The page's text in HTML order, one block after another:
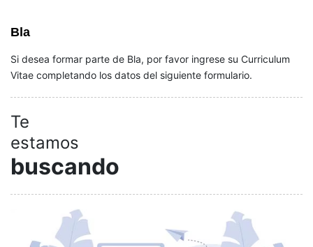
Bla
Si desea formar parte de Bla, por favor ingrese su Curriculum
Vitae completando los datos del siguiente formulario.
Te
estamos
buscando